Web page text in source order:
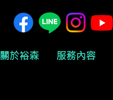
關於裕森 服務內容